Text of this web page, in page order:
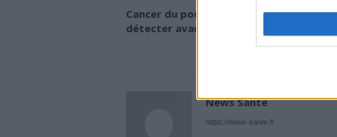
Cancer du poumon : le secret pour le
détecter avant qu’il ne soit trop tard
News Santé
https://news-sante.fr